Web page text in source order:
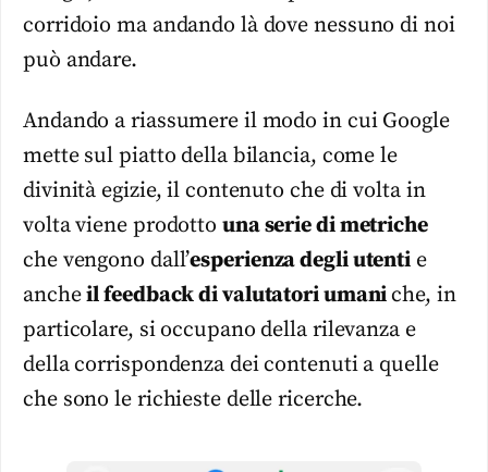
corridoio ma andando là dove nessuno di noi
può andare.
Andando a riassumere il modo in cui Google
mette sul piatto della bilancia, come le
divinità egizie, il contenuto che di volta in
volta viene prodotto una serie di metriche
che vengono dall’esperienza degli utenti e
ancheil feedback di valutatori umaniche, in
particolare, si occupano della rilevanza e
della corrispondenza dei contenuti a quelle
che sono le richieste delle ricerche.